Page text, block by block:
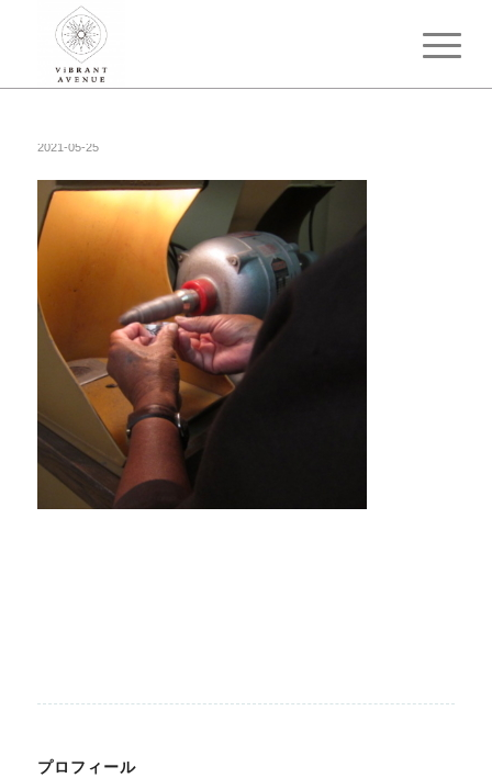
2021-05-25
プロフィール